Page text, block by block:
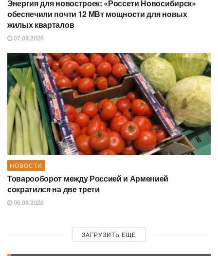
Энергия для новостроек: «Россети Новосибирск»
обеспечили почти 12 МВт мощности для новых
жилых кварталов
07.08.2026
НОВОСТИ
Товарооборот между Россией и Арменией
сократился на две трети
06.08.2026
ЗАГРУЗИТЬ ЕЩЕ